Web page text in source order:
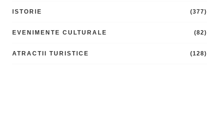
ISTORIE (377)
EVENIMENTE CULTURALE (82)
ATRACTII TURISTICE (128)